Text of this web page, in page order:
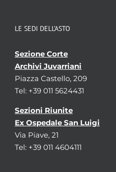
LE SEDI DELL’ASTO
Sezione Corte
Archivi Juvarriani
Piazza Castello, 209
Tel: +39 011 5624431
Sezioni Riunite
Ex Ospedale San Luigi
Via Piave, 21
Tel: +39 011 4604111